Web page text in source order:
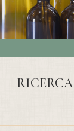
RICERCA